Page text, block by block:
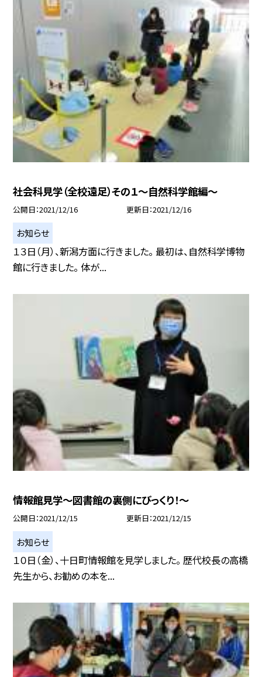
社会科見学（全校遠足）その１〜自然科学館編〜
公開日 2021/12/16 更新日 2021/12/16
お知らせ
１３日（月）、新潟方面に行きました。 最初は、自然科学博物
館に行きました。 体が...
情報館見学〜図書館の裏側にびっくり！〜
公開日 2021/12/15 更新日 2021/12/15
お知らせ
１０日（金）、十日町情報館を見学しました。 歴代校長の高橋
先生から、お勧めの本を...